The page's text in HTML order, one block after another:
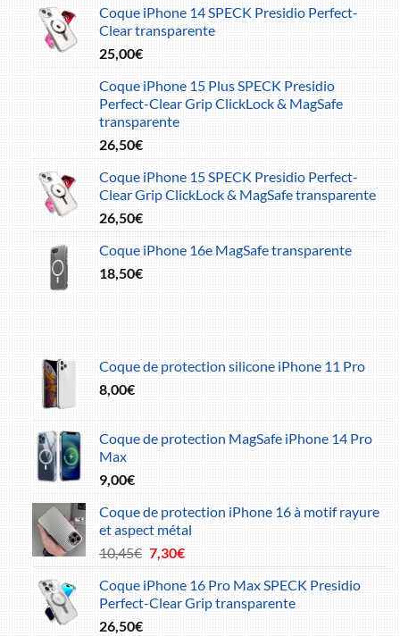
Coque iPhone 14 SPECK Presidio Perfect-
Clear transparente
25,00€
Coque iPhone 15 Plus SPECK Presidio
Perfect-Clear Grip ClickLock & MagSafe
transparente
26,50€
Coque iPhone 15 SPECK Presidio Perfect-
Clear Grip ClickLock & MagSafe transparente
26,50€
Coque iPhone 16e MagSafe transparente
18,50€
Coque de protection silicone iPhone 11 Pro
8,00€
Coque de protection MagSafe iPhone 14 Pro
Max
9,00€
Coque de protection iPhone 16 à motif rayure
et aspect métal
10,45€ Le
prix
initial
était :
10,45€.
7,30€Le
prix
actuel
est :
7,30€.
Coque iPhone 16 Pro Max SPECK Presidio
Perfect-Clear Grip transparente
26,50€